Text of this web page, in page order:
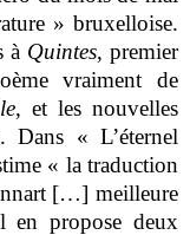
» bruxelloise.
à Quintes, premier
vraiment de
, et les nouvelles
« L’éternel
« la traduction
[…] meilleure
propose deux